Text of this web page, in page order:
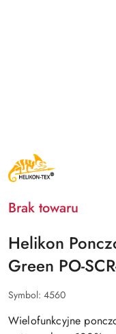
NAZWA
PRODUCENTA:
HELIKON
Brak towaru
Helikon
Green PO-
Symbol: 4560
Wielofunkcyjne